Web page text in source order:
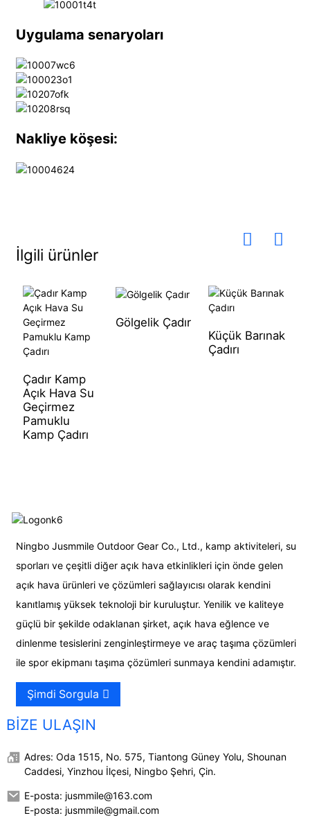
Uygulama senaryoları
Nakliye köşesi:
İlgili ürünler
Çadır Kamp
Açık Hava Su
Geçirmez
Pamuklu
Kamp Çadırı
Gölgelik Çadır
Küçük Barınak
Çadırı
Ningbo Jusmmile Outdoor Gear Co., Ltd., kamp aktiviteleri, su
sporları ve çeşitli diğer açık hava etkinlikleri için önde gelen
açık hava ürünleri ve çözümleri sağlayıcısı olarak kendini
kanıtlamış yüksek teknoloji bir kuruluştur. Yenilik ve kaliteye
güçlü bir şekilde odaklanan şirket, açık hava eğlence ve
dinlenme tesislerini zenginleştirmeye ve araç taşıma çözümleri
ile spor ekipmanı taşıma çözümleri sunmaya kendini adamıştır.
Şimdi Sorgula
BIZE ULAŞIN
Adres: Oda 1515, No. 575, Tiantong Güney Yolu, Shounan
Caddesi, Yinzhou İlçesi, Ningbo Şehri, Çin.
E-posta: jusmmile@163.com
E-posta: jusmmile@gmail.com